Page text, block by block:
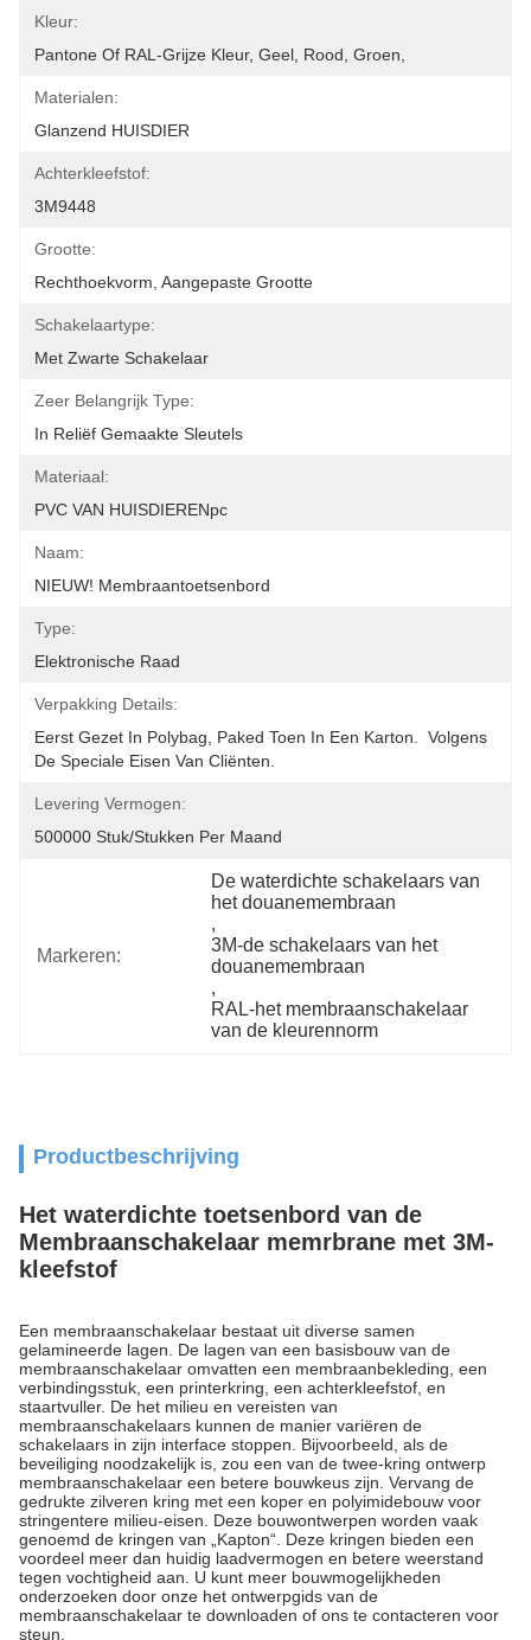
Kleur:
Pantone Of RAL-Grijze Kleur, Geel, Rood, Groen,
Materialen:
Glanzend HUISDIER
Achterkleefstof:
3M9448
Grootte:
Rechthoekvorm, Aangepaste Grootte
Schakelaartype:
Met Zwarte Schakelaar
Zeer Belangrijk Type:
In Reliëf Gemaakte Sleutels
Materiaal:
PVC VAN HUISDIERENpc
Naam:
NIEUW! Membraantoetsenbord
Type:
Elektronische Raad
Verpakking Details:
Eerst Gezet In Polybag, Paked Toen In Een Karton.  Volgens
De Speciale Eisen Van Cliënten.
Levering Vermogen:
500000 Stuk/Stukken Per Maand
Markeren:
De waterdichte schakelaars van
het douanemembraan
,
3M-de schakelaars van het
douanemembraan
,
RAL-het membraanschakelaar
van de kleurennorm
Productbeschrijving
Het waterdichte toetsenbord van de
Membraanschakelaar memrbrane met 3M-
kleefstof
Een membraanschakelaar bestaat uit diverse samen
gelamineerde lagen. De lagen van een basisbouw van de
membraanschakelaar omvatten een membraanbekleding, een
verbindingsstuk, een printerkring, een achterkleefstof, en
staartvuller. De het milieu en vereisten van
membraanschakelaars kunnen de manier variëren de
schakelaars in zijn interface stoppen. Bijvoorbeeld, als de
beveiliging noodzakelijk is, zou een van de twee-kring ontwerp
membraanschakelaar een betere bouwkeus zijn. Vervang de
gedrukte zilveren kring met een koper en polyimidebouw voor
stringentere milieu-eisen. Deze bouwontwerpen worden vaak
genoemd de kringen van „Kapton“. Deze kringen bieden een
voordeel meer dan huidig laadvermogen en betere weerstand
tegen vochtigheid aan. U kunt meer bouwmogelijkheden
onderzoeken door onze het ontwerpgids van de
membraanschakelaar te downloaden of ons te contacteren voor
steun.